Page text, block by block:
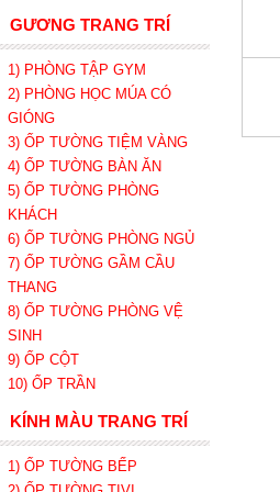
GƯƠNG TRANG TRÍ
1) PHÒNG TẬP GYM
2) PHÒNG HỌC MÚA CÓ
GIÓNG
3) ỐP TƯỜNG TIỆM VÀNG
4) ỐP TƯỜNG BÀN ĂN
5) ỐP TƯỜNG PHÒNG
KHÁCH
6) ỐP TƯỜNG PHÒNG NGỦ
7) ỐP TƯỜNG GẦM CẦU
THANG
8) ỐP TƯỜNG PHÒNG VỆ
SINH
9) ỐP CỘT
10) ỐP TRẦN
KÍNH MÀU TRANG TRÍ
1) ỐP TƯỜNG BẾP